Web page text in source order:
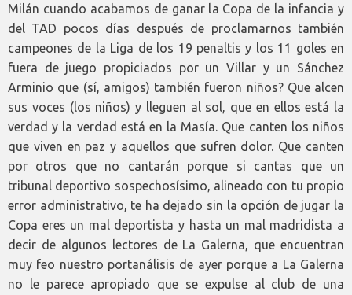
Milán cuando acabamos de ganar la Copa de la infancia y
del TAD pocos días después de proclamarnos también
campeones de la Liga de los 19 penaltis y los 11 goles en
fuera de juego propiciados por un Villar y un Sánchez
Arminio que (sí, amigos) también fueron niños? Que alcen
sus voces (los niños) y lleguen al sol, que en ellos está la
verdad y la verdad está en la Masía. Que canten los niños
que viven en paz y aquellos que sufren dolor. Que canten
por otros que no cantarán porque si cantas que un
tribunal deportivo sospechosísimo, alineado con tu propio
error administrativo, te ha dejado sin la opción de jugar la
Copa eres un mal deportista y hasta un mal madridista a
decir de algunos lectores de La Galerna, que encuentran
muy feo nuestro portanálisis de ayer porque a La Galerna
no le parece apropiado que se expulse al club de una